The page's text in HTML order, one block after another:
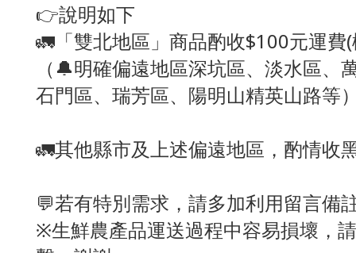
👉說明如下
🚛「雙北地區」商品酌收$100元運費
（🔔明確偏遠地區深坑區、淡水區
石門區、瑞芳區、陽明山精英山路等）
🚛其他縣市及上述偏遠地區，酌情收
💬若有特別需求，請多加利用留言備
※生鮮農產品運送過程中容易損壞，